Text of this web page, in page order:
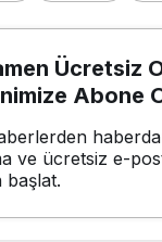
Ücretsiz
Abone
ve ücretsiz e-
başlat.